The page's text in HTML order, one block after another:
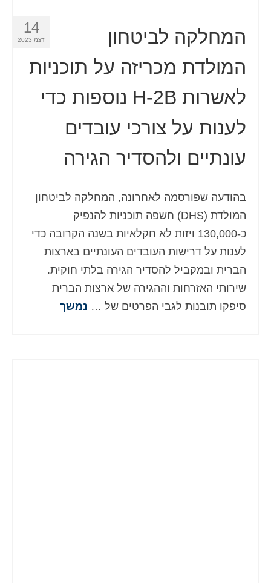
14
דצמ 2023
המחלקה לביטחון
המולדת מכריזה על תוכניות
לאשרות H-2B נוספות כדי
לענות על צורכי עובדים
עונתיים ולהסדיר הגירה
בהודעה שפורסמה לאחרונה, המחלקה לביטחון
המולדת (DHS) חשפה תוכניות להנפיק
כ-130,000 ויזות לא חקלאיות בשנה הקרובה כדי
לענות על דרישות העובדים העונתיים בארצות
הברית ובמקביל להסדיר הגירה בלתי חוקית.
שירותי האזרחות וההגירה של ארצות הברית
סיפקו תובנות לגבי הפרטים של … נמשך